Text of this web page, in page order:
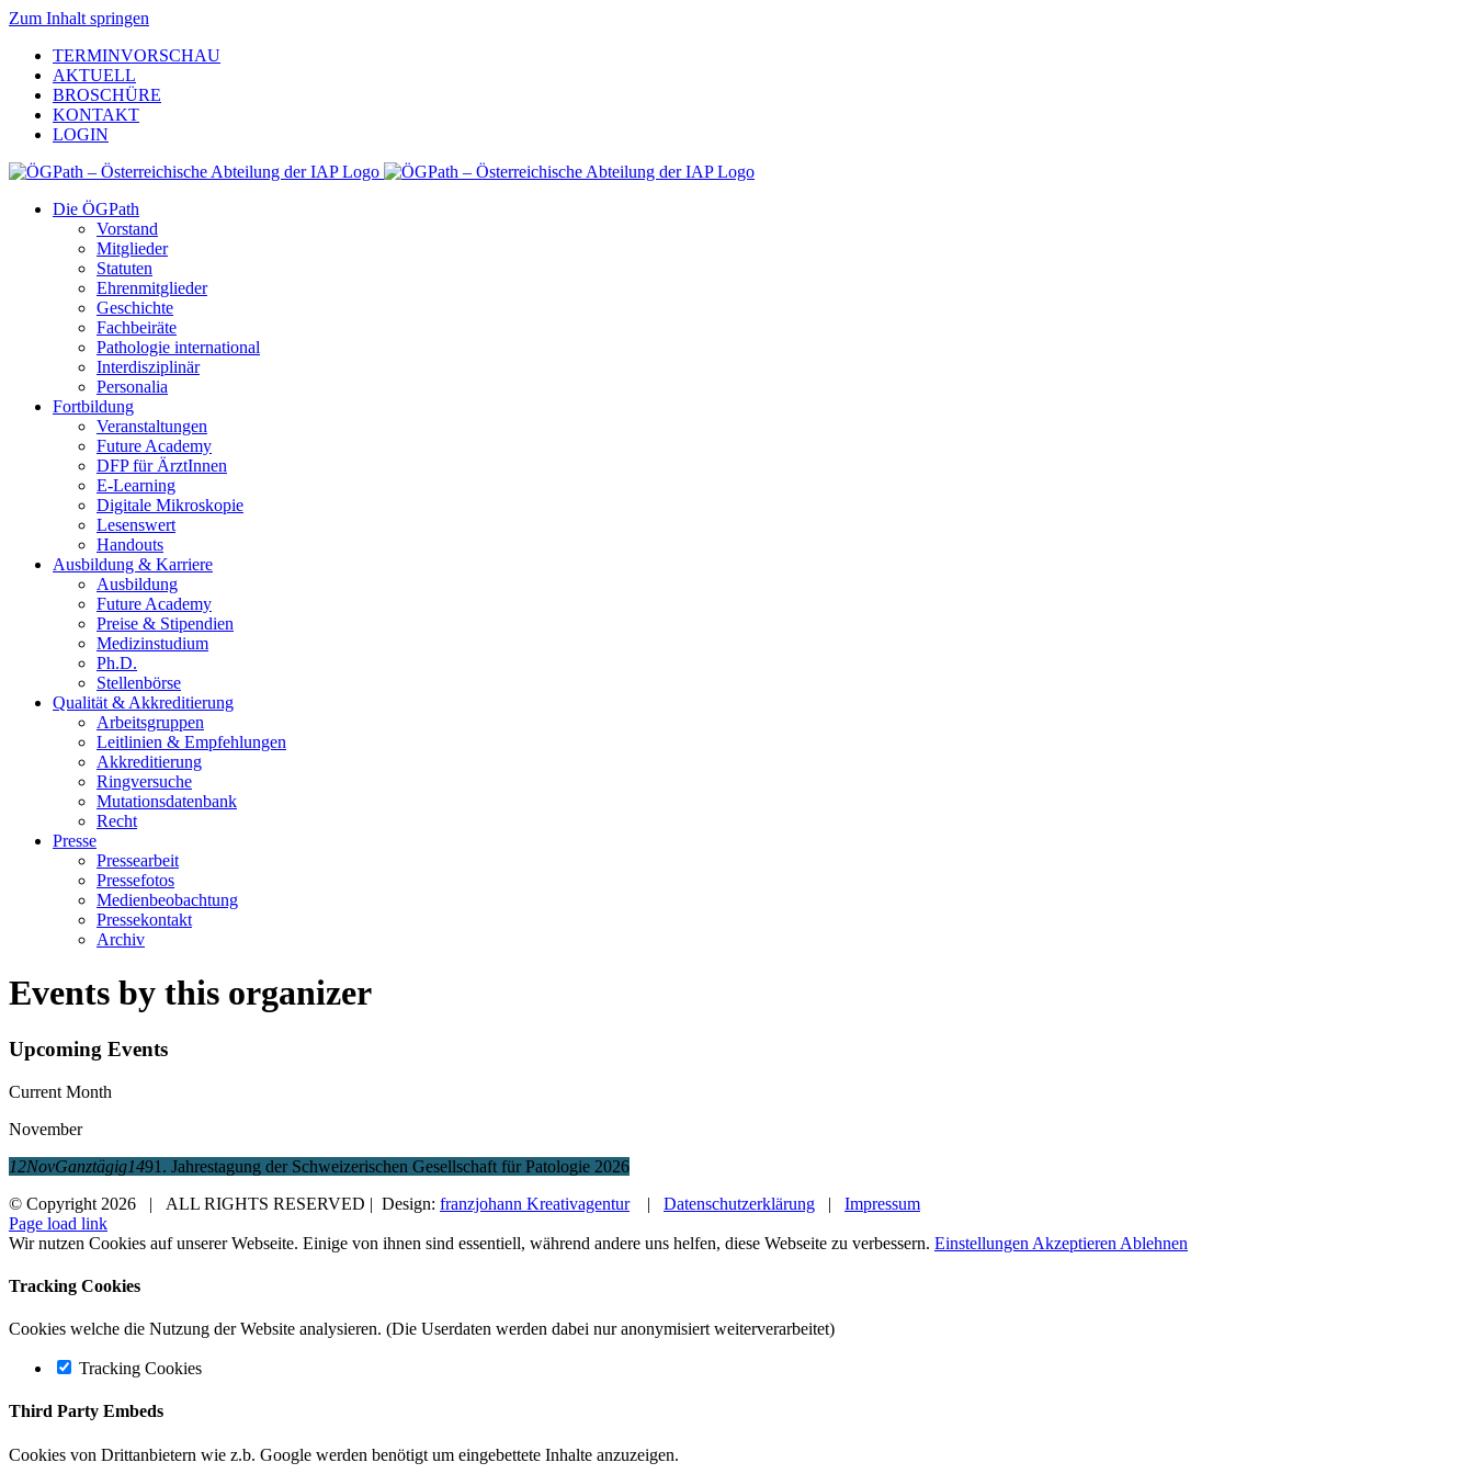
Zum Inhalt springen
TERMINVORSCHAU
AKTUELL
BROSCHÜRE
KONTAKT
LOGIN
Die ÖGPath
Vorstand
Mitglieder
Statuten
Ehrenmitglieder
Geschichte
Fachbeiräte
Pathologie international
Interdisziplinär
Personalia
Fortbildung
Veranstaltungen
Future Academy
DFP für ÄrztInnen
E-Learning
Digitale Mikroskopie
Lesenswert
Handouts
Ausbildung & Karriere
Ausbildung
Future Academy
Preise & Stipendien
Medizinstudium
Ph.D.
Stellenbörse
Qualität & Akkreditierung
Arbeitsgruppen
Leitlinien & Empfehlungen
Akkreditierung
Ringversuche
Mutationsdatenbank
Recht
Presse
Pressearbeit
Pressefotos
Medienbeobachtung
Pressekontakt
Archiv
Events by this organizer
Upcoming Events
Current Month
November
12NovGanztägig1491. Jahrestagung der Schweizerischen Gesellschaft für Patologie 2026
© Copyright 2026 | ALL RIGHTS RESERVED | Design: franzjohann Kreativagentur| Datenschutzerklärung | Impressum
Page load link
Wir nutzen Cookies auf unserer Webseite. Einige von ihnen sind essentiell, während andere uns helfen, diese Webseite zu verbessern. Einstellungen Akzeptieren Ablehnen
Tracking Cookies
Cookies welche die Nutzung der Website analysieren. (Die Userdaten werden dabei nur anonymisiert weiterverarbeitet)
Tracking Cookies
Third Party Embeds
Cookies von Drittanbietern wie z.b. Google werden benötigt um eingebettete Inhalte anzuzeigen.